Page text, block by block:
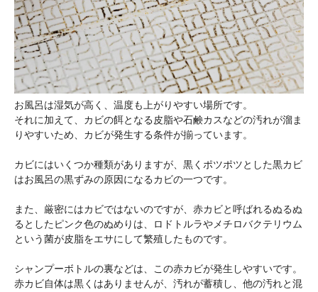
お風呂は湿気が高く、温度も上がりやすい場所です。
それに加えて、カビの餌となる皮脂や石鹸カスなどの汚れが溜ま
りやすいため、カビが発生する条件が揃っています。
カビにはいくつか種類がありますが、黒くポツポツとした黒カビ
はお風呂の黒ずみの原因になるカビの一つです。
また、厳密にはカビではないのですが、赤カビと呼ばれるぬるぬ
るとしたピンク色のぬめりは、ロドトルラやメチロバクテリウム
という菌が皮脂をエサにして繁殖したものです。
シャンプーボトルの裏などは、この赤カビが発生しやすいです。
赤カビ自体は黒くはありませんが、汚れが蓄積し、他の汚れと混